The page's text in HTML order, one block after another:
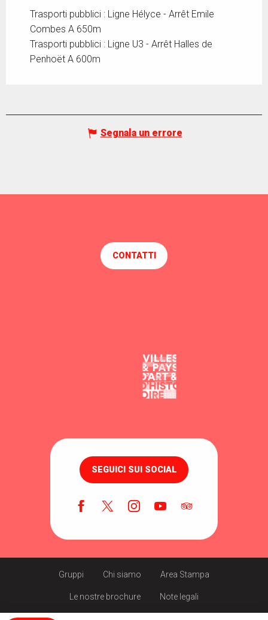
Trasporti pubblici : Ligne Hélyce - Arrêt Emile
Combes A 650m
Trasporti pubblici : Ligne U3 - Arrêt Halles de
Penhoët A 600m
Segnala un errore
CONTATTI
SEGUICI SUI SOCIAL
Gruppi Chi siamo Area Stampa
Le nostre brochure Note legali